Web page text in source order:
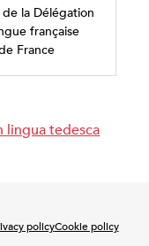
la Délégation
française
France
lingua tedesca
policyCookie policy